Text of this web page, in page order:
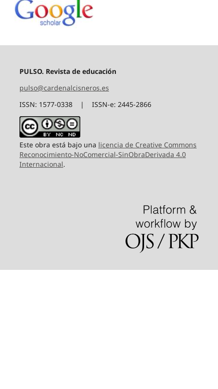
PULSO. Revista de educación
pulso@cardenalcisneros.es
ISSN: 1577-0338 | ISSN-e: 2445-2866
Este obra está bajo una licencia de Creative Commons
Reconocimiento-NoComercial-SinObraDerivada 4.0
Internacional.